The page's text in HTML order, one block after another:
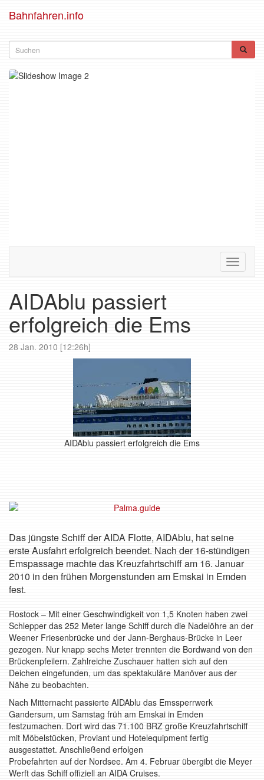
Bahnfahren.info
Toggle
AIDAblu passiert
erfolgreich die Ems
28 Jan. 2010 [12:26h]
AIDAblu passiert erfolgreich die Ems
Das jüngste Schiff der AIDA Flotte, AIDAblu, hat seine
erste Ausfahrt erfolgreich beendet. Nach der 16-stündigen
Emspassage machte das Kreuzfahrtschiff am 16. Januar
2010 in den frühen Morgenstunden am Emskai in Emden
fest.
Rostock – Mit einer Geschwindigkeit von 1,5 Knoten haben zwei
Schlepper das 252 Meter lange Schiff durch die Nadelöhre an der
Weener Friesenbrücke und der Jann-Berghaus-Brücke in Leer
gezogen. Nur knapp sechs Meter trennten die Bordwand von den
Brückenpfeilern. Zahlreiche Zuschauer hatten sich auf den
Deichen eingefunden, um das spektakuläre Manöver aus der
Nähe zu beobachten.
Nach Mitternacht passierte AIDAblu das Emssperrwerk
Gandersum, um Samstag früh am Emskai in Emden
festzumachen. Dort wird das 71.100 BRZ große Kreuzfahrtschiff
mit Möbelstücken, Proviant und Hotelequipment fertig
ausgestattet. Anschließend erfolgen
Probefahrten auf der Nordsee. Am 4. Februar übergibt die Meyer
Werft das Schiff offiziell an AIDA Cruises.